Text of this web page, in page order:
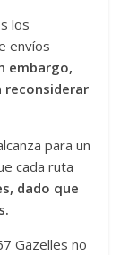
los
envíos
embargo,
reconsiderar
para un
cada ruta
dado que
Gazelles no